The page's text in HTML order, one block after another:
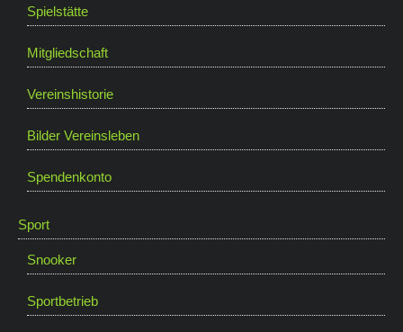
Spielstätte
Mitgliedschaft
Vereinshistorie
Bilder Vereinsleben
Spendenkonto
Sport
Snooker
Sportbetrieb